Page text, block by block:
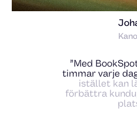
”Med
timmar varje
istället kan
förbättra